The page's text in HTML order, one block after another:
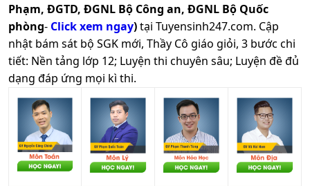
Phạm, ĐGTD, ĐGNL Bộ Công an, ĐGNL Bộ Quốc
phòng- Click xem ngay)tại Tuyensinh247.com. Cập
nhật bám sát bộ SGK mới, Thầy Cô giáo giỏi, 3 bước chi
tiết: Nền tảng lớp 12; Luyện thi chuyên sâu; Luyện đề đủ
dạng đáp ứng mọi kì thi.